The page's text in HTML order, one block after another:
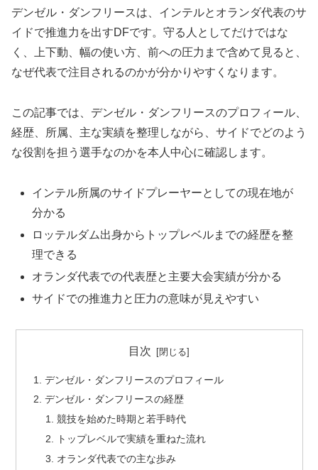
デンゼル・ダンフリースは、インテルとオランダ代表のサ
イドで推進力を出すDFです。守る人としてだけではな
く、上下動、幅の使い方、前への圧力まで含めて見ると、
なぜ代表で注目されるのかが分かりやすくなります。
この記事では、デンゼル・ダンフリースのプロフィール、
経歴、所属、主な実績を整理しながら、サイドでどのよう
な役割を担う選手なのかを本人中心に確認します。
インテル所属のサイドプレーヤーとしての現在地が
分かる
ロッテルダム出身からトップレベルまでの経歴を整
理できる
オランダ代表での代表歴と主要大会実績が分かる
サイドでの推進力と圧力の意味が見えやすい
目次
デンゼル・ダンフリースのプロフィール
デンゼル・ダンフリースの経歴
競技を始めた時期と若手時代
トップレベルで実績を重ねた流れ
オランダ代表での主な歩み